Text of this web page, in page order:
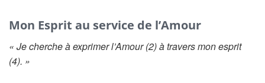
Mon Esprit au service de l’Amour
« Je cherche à exprimer l’Amour (2) à travers mon esprit
(4). »